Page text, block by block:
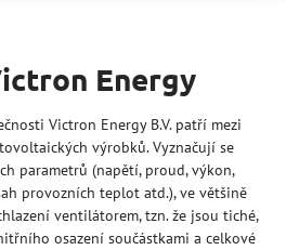
Energy
Victron Energy B.V. patří mezi
výrobků. Vyznačují se
parametrů (napětí, proud, výkon,
provozních teplot atd.), ve většině
ventilátorem, tzn. že jsou tiché,
osazení součástkami a celkové